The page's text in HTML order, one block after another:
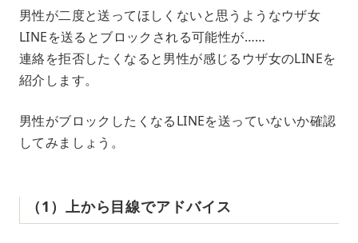
男性が二度と送ってほしくないと思うようなウザ女
LINEを送るとブロックされる可能性が……
連絡を拒否したくなると男性が感じるウザ女のLINEを
紹介します。
男性がブロックしたくなるLINEを送っていないか確認
してみましょう。
（1）上から目線でアドバイス